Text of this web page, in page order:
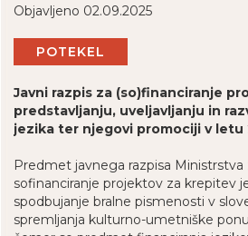
Objavljeno 02.09.2025
POTEKEL
Javni razpis za (so)financiranje
predstavljanju, uveljavljanju in
jezika ter njegovi promociji v letu
Predmet javnega razpisa Ministrstva
sofinanciranje projektov za krepitev
spodbujanje bralne pismenosti v
spremljanja kulturno-umetniške